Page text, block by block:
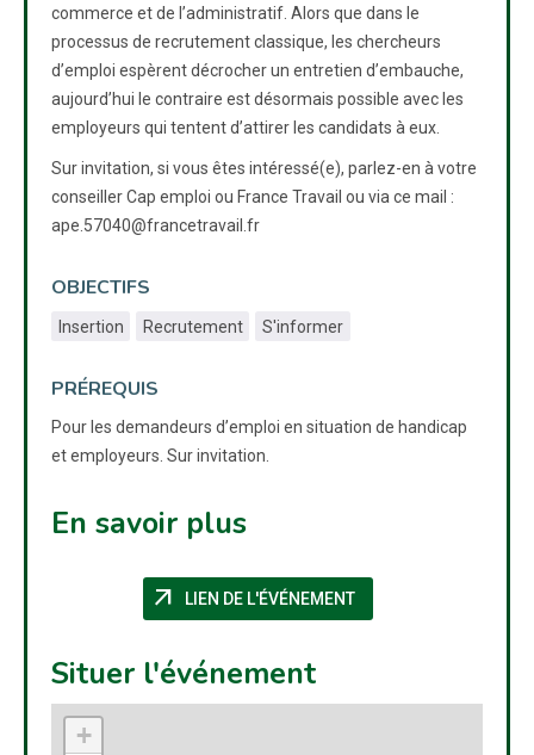
commerce et de l’administratif. Alors que dans le
processus de recrutement classique, les chercheurs
d’emploi espèrent décrocher un entretien d’embauche,
aujourd’hui le contraire est désormais possible avec les
employeurs qui tentent d’attirer les candidats à eux.
Sur invitation, si vous êtes intéressé(e), parlez-en à votre
conseiller Cap emploi ou France Travail ou via ce mail :
ape.57040@francetravail.fr
OBJECTIFS
Insertion Recrutement S'informer
PRÉREQUIS
Pour les demandeurs d’emploi en situation de handicap
et employeurs. Sur invitation.
En savoir plus
arrow_outward LIEN DE L'ÉVÉNEMENT(NOUVELLE FENÊTRE)
Situer l'événement
+